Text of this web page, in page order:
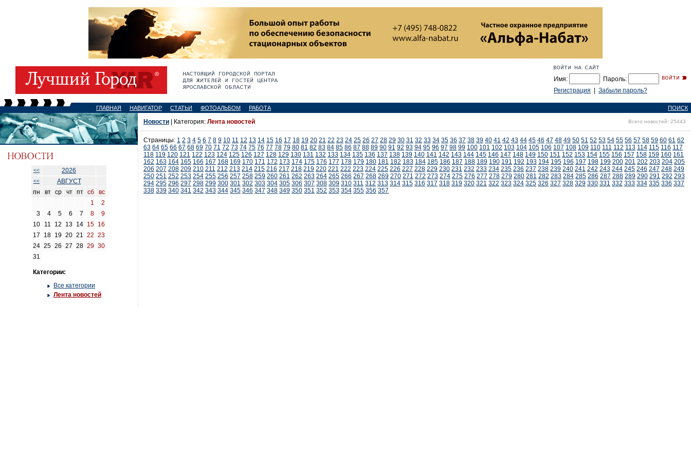
Имя:
Пароль:
Регистрация
Забыли пароль?
ГЛАВНАЯ НАВИГАТОР СТАТЬИ ФОТОАЛЬБОМ РАБОТА ПОИСК
<< 2026
<<
АВГУСТ
пн
вт ср чт пт сб
вс
1
2
3
4 5 6 7 8
9
10
11 12 13 14 15 16
17
18 19 20 21 22 23
24 25 26 27 28 29 30
31
Категории:
Все категории
Лента новостей
Новости | Категория: Лента новостей Всего новостей: 25443
Страницы: 1 2 3 4 5 6 7 8 9 10 11 12 13 14 15 16 17 18 19 20 21 22 23 24 25 26 27 28 29 30 31 32 33 34 35 36 37 38 39 40 41 42 43 44 45 46 47 48 49 50 51 52 53 54 55 56 57 58 59 60 61 62
63 64 65 66 67 68 69 70 71 72 73 74 75 76 77 78 79 80 81 82 83 84 85 86 87 88 89 90 91 92 93 94 95 96 97 98 99 100 101 102 103 104 105 106 107 108 109 110 111 112 113 114 115 116 117
118 119 120 121 122 123 124 125 126 127 128 129 130 131 132 133 134 135 136 137 138 139 140 141 142 143 144 145 146 147 148 149 150 151 152 153 154 155 156 157 158 159 160 161
162 163 164 165 166 167 168 169 170 171 172 173 174 175 176 177 178 179 180 181 182 183 184 185 186 187 188 189 190 191 192 193 194 195 196 197 198 199 200 201 202 203 204 205
206 207 208 209 210 211 212 213 214 215 216 217 218 219 220 221 222 223 224 225 226 227 228 229 230 231 232 233 234 235 236 237 238 239 240 241 242 243 244 245 246 247 248 249
250 251 252 253 254 255 256 257 258 259 260 261 262 263 264 265 266 267 268 269 270 271 272 273 274 275 276 277 278 279 280 281 282 283 284 285 286 287 288 289 290 291 292 293
294 295 296 297 298 299 300 301 302 303 304 305 306 307 308 309 310 311 312 313 314 315 316 317 318 319 320 321 322 323 324 325 326 327 328 329 330 331 332 333 334 335 336 337
338 339 340 341 342 343 344 345 346 347 348 349 350 351 352 353 354 355 356 357